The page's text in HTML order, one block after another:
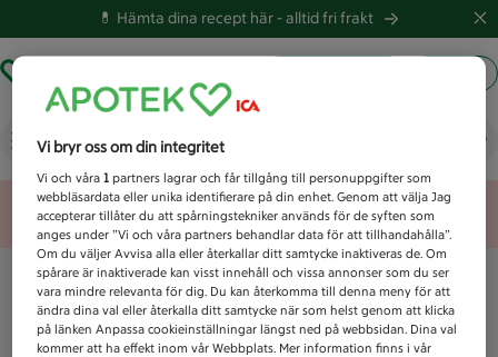
💊 Hämta dina recept här -alltid fri frakt
Vad letar du efter idag?
Unknown error
Vi bryr oss om din integritet
Vi och våra1 partners lagrar och får tillgång till personuppgifter som
webbläsardata eller unika identifierare på din enhet. Genom att välja Jag
accepterar tillåter du att spårningstekniker används för de syften som
anges under ”Vi och våra partners behandlar data för att tillhandahålla”.
Om du väljer Avvisa alla eller återkallar ditt samtycke inaktiveras de. Om
spårare är inaktiverade kan visst innehåll och vissa annonser som du ser
vara mindre relevanta för dig. Du kan återkomma till denna meny för att
ändra dina val eller återkalla ditt samtycke när som helst genom att klicka
på länken Anpassa cookieinställningar längst ned på webbsidan. Dina val
kommer att ha effekt inom vår Webbplats. Mer information finns i vår